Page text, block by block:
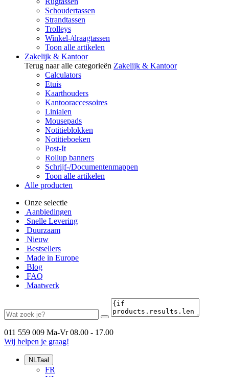
Schoudertassen
Strandtassen
Trolleys
Winkel-/draagtassen
Toon alle artikelen
Zakelijk & Kantoor
Terug naar alle categorieën Zakelijk & Kantoor
Calculators
Etuis
Kaarthouders
Kantooraccessoires
Linialen
Mousepads
Notitieblokken
Notitieboeken
Post-It
Rollup banners
Schrijf-/Documentenmappen
Toon alle artikelen
Alle producten
Onze selectie
Aanbiedingen
Snelle Levering
Duurzaam
Nieuw
Bestsellers
Made in Europe
Blog
FAQ
Maatwerk
011 559 009 Ma-Vr 08.00 - 17.00
Wij helpen je graag!
NLTaal
FR